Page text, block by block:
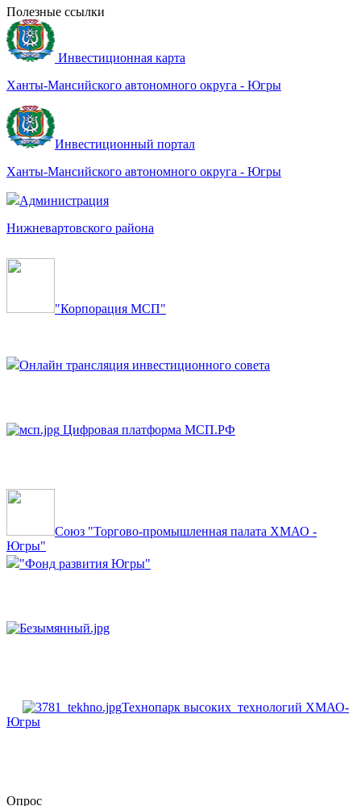
Полезные ссылки
Инвестиционная карта
Ханты-Мансийского автономного округа - Югры
Инвестиционный портал
Ханты-Мансийского автономного округа - Югры
Администрация
Нижневартовского района
"Корпорация МСП"
Онлайн трансляция инвестиционного совета
Цифровая платформа МСП.РФ
Союз "Торгово-промышленная палата ХМАО -
Югры"
"Фонд развития Югры"
Технопарк высоких технологий ХМАО-
Югры
Опрос